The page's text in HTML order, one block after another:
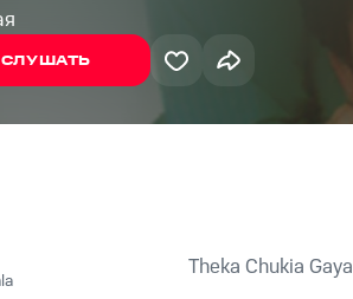
СЛУШАТЬ
Theka Chukia Gaya